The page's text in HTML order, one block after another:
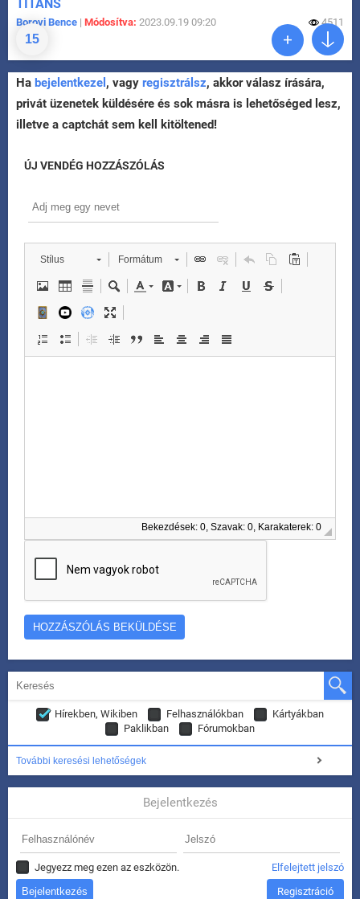
15
TITANS
Borovi Bence | Módosítva: 2023.09.19 09:20 4511
Ha bejelentkezel , vagy regisztrálsz, akkor válasz írására,
privát üzenetek küldésére és sok másra is lehetőséged lesz,
illetve a captchát sem kell kitöltened!
ÚJ VENDÉG HOZZÁSZÓLÁS
Stílus Formátum
Bekezdések: 0, Szavak: 0, Karakaterek: 0
Hírekben, Wikiben Felhasználókban
Kártyákban
Paklikban
Fórumokban
További keresési lehetőségek
Bejelentkezés
Jegyezz meg ezen az eszközön. Elfelejtett jelszó
Regisztráció